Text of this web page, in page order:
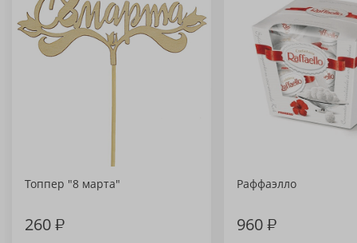
Топпер "8 марта"
260₽
Раффаэлло
960₽